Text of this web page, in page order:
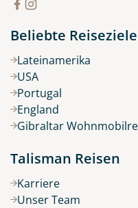
Beliebte Reiseziele
Lateinamerika
USA
Portugal
England
Gibraltar
Talisman Reisen
Karriere
Unser Team